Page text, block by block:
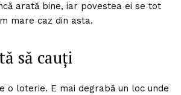
arată bine, iar povestea ei se tot
mare caz din asta.
să cauți
o loterie. E mai degrabă un loc unde